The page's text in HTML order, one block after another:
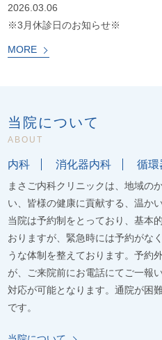
2026.03.06
※3月休診日のお知らせ※
MORE
当院について
ABOUT
内科 消化器内科 循環
まさご内科クリニックは、地域の
い、皆様の健康に貢献する、温か
当院は予約制をとっており、基本
おりますが、緊急時には予約がな
うな体制を整えております。予約
が、ご来院前にお電話にてご一報
対応が可能となります。通院が困
です。